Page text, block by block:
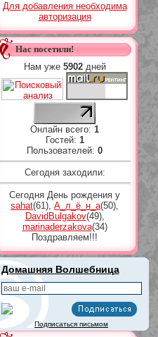
Для добавления необходима
авторизация
Нас посетили!
Нам уже 5902дней
Онлайн всего: 1
Гостей: 1
Пользователей: 0
Сегодня заходили:
Сегодня День рождения у
sahat(61) А_л_ё_н_а(50)
DavidBulgakov(49),
marinaderzakova(34)
Поздравляем!!!
Домашняя Волшебница
Подписаться письмом